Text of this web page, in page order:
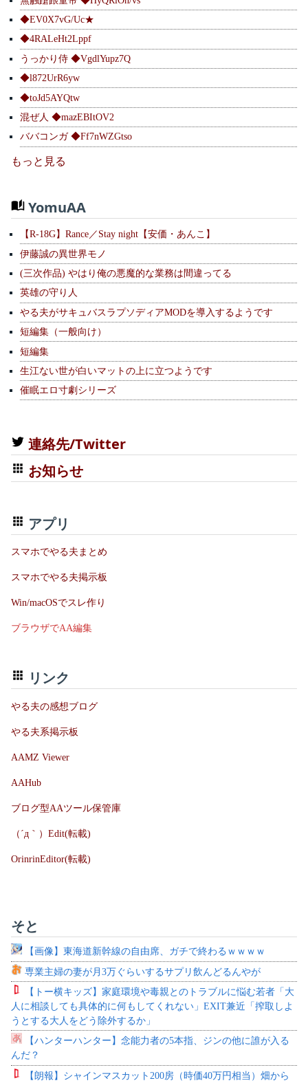
◆EV0X7vG/Uc★
◆4RALeHt2Lppf
うっかり侍 ◆VgdlYupz7Q
◆l872UrR6yw
◆toJd5AYQtw
混ぜ人 ◆mazEBItOV2
ババコンガ ◆Ff7nWZGtso
もっと見る
YomuAA
【R-18G】Rance／Stay night【安価・あんこ】
伊藤誠の異世界モノ
(三次作品) やはり俺の悪魔的な業務は間違ってる
英雄の守り人
やる夫がサキュバスラプソディアMODを導入するようです
短編集（一般向け）
短編集
生江ない世が白いマットの上に立つようです
催眠エロ寸劇シリーズ
連絡先/Twitter
お知らせ
アプリ
スマホでやる夫まとめ
スマホでやる夫掲示板
Win/macOSでスレ作り
ブラウザでAA編集
リンク
やる夫の感想ブログ
やる夫系掲示板
AAMZ Viewer
AAHub
ブログ型AAツール保管庫
（´д｀）Edit(転載)
OrinrinEditor(転載)
そと
【画像】東海道新幹線の自由席、ガチで終わるｗｗｗｗ
専業主婦の妻が月3万ぐらいするサプリ飲んどるんやが
【トー横キッズ】家庭環境や毒親とのトラブルに悩む若者「大
人に相談しても具体的に何もしてくれない」EXIT兼近「搾取しよ
うとする大人をどう除外するか」
【ハンターハンター】念能力者の5本指、ジンの他に誰が入る
んだ？
【朗報】シャインマスカット200房（時価40万円相当）畑から